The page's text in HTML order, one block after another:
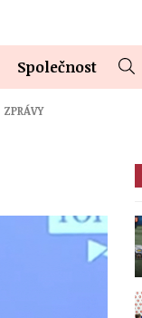
Společnost
ZPRÁVY